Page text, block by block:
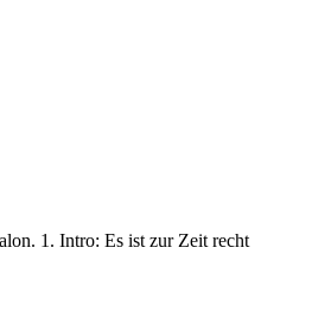
1. Intro: Es ist zur Zeit recht